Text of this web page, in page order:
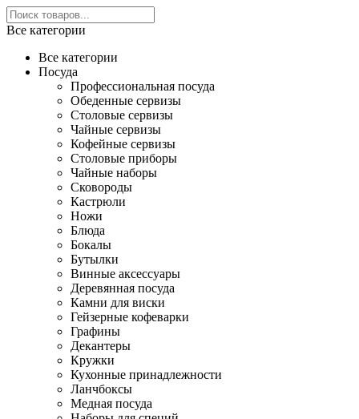
Все категории
Все категории
Посуда
Профессиональная посуда
Обеденные сервизы
Столовые сервизы
Чайные сервизы
Кофейные сервизы
Столовые приборы
Чайные наборы
Сковороды
Кастрюли
Ножи
Блюда
Бокалы
Бутылки
Винные аксессуары
Деревянная посуда
Камни для виски
Гейзерные кофеварки
Графины
Декантеры
Кружки
Кухонные принадлежности
Ланчбоксы
Медная посуда